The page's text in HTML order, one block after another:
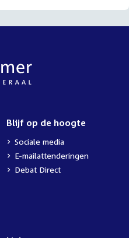
Blijf op de hoogte
Sociale media
E-mailattenderingen
Debat Direct